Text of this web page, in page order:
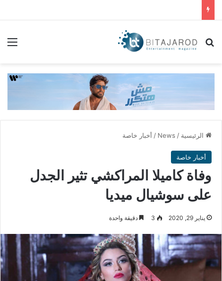
بحث عن
الرئيسية /
News
/ أخبار خاصة
أخبار خاصة
وفاة كاميلا المراكشي تثير الجدل
على سوشيال ميديا
يناير 29, 2020 3 دقيقة واحدة